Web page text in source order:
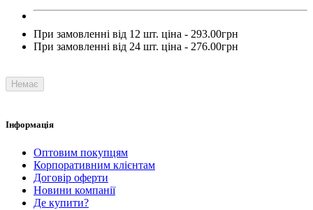
При замовленні від 12 шт. ціна - 293.00грн
При замовленні від 24 шт. ціна - 276.00грн
Немає
Інформація
Оптовим покупцям
Корпоративним клієнтам
Договір оферти
Новини компанії
Де купити?